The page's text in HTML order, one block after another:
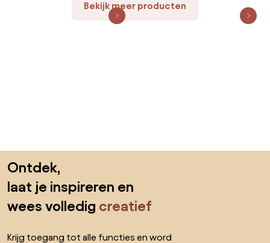
Bekijk meer producten
Ontdek,
laat je inspireren en
wees volledig creatief
Krijg toegang tot alle functies en word